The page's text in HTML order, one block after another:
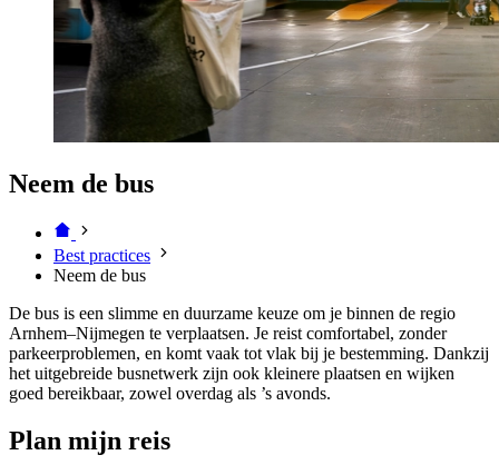
Neem de bus
Best practices
Neem de bus
De bus is een slimme en duurzame keuze om je binnen de regio
Arnhem–Nijmegen te verplaatsen. Je reist comfortabel, zonder
parkeerproblemen, en komt vaak tot vlak bij je bestemming. Dankzij
het uitgebreide busnetwerk zijn ook kleinere plaatsen en wijken
goed bereikbaar, zowel overdag als ’s avonds.
Plan mijn reis